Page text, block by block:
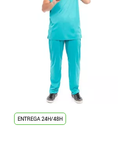
ENTREGA 24H/48H